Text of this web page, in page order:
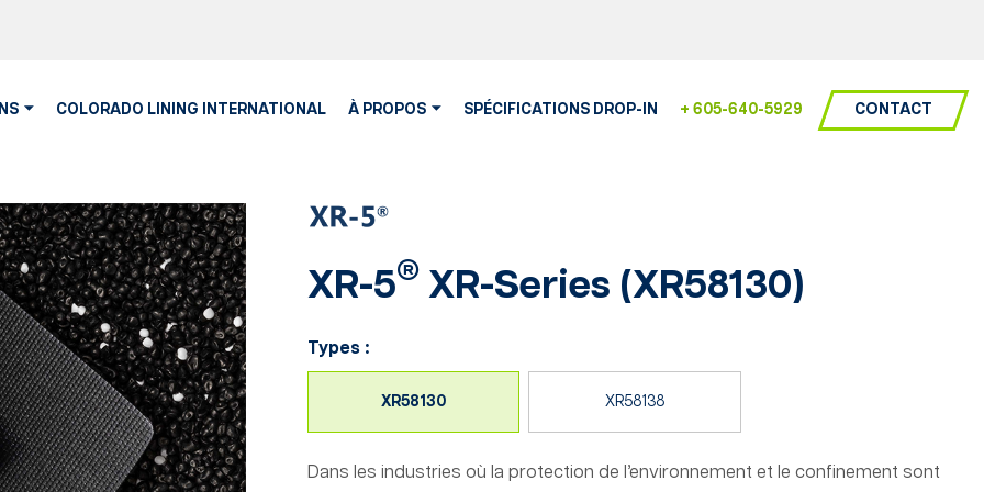
COLORADO LINING INTERNATIONAL À PROPOS SPÉCIFICATIONS DROP-IN + 605-640-5929 CONTACT
XR-5® XR-Series (XR58130)
Types :
XR58130 XR58138
Dans les industries où la protection de l’environnement et le confinement sont